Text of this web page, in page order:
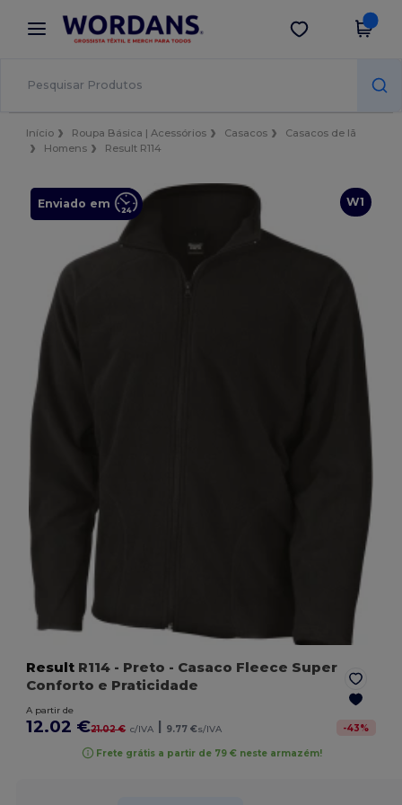
× App Wordans
Melhores preços na app!
Obter app
Início Roupa Básica | Acessórios Casacos
Casacos de lã
Homens
Result R114
W1
Enviado em
Result R114 - Preto - Casaco Fleece Super
Conforto e Praticidade
A partir de
12.02 €21.02 € c/IVA 9.77 €s/IVA -43%
Frete grátis a partir de 79 € neste armazém!